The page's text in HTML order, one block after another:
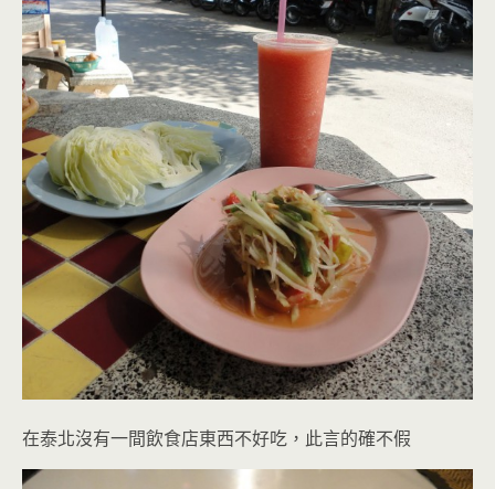
在泰北沒有一間飲食店東西不好吃，此言的確不假